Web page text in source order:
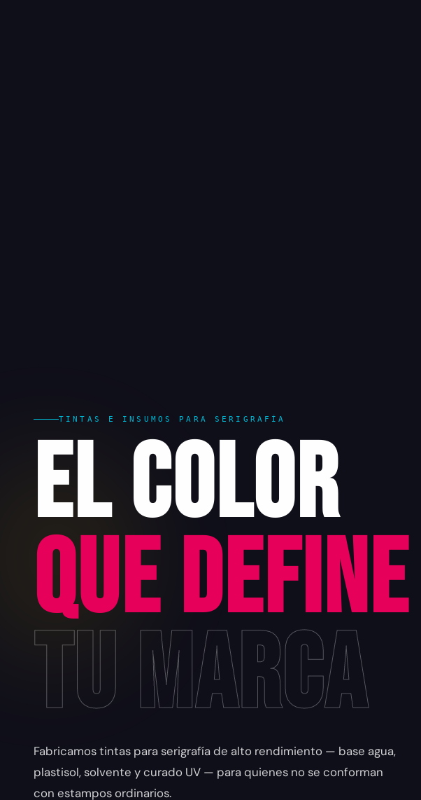
TINTAS E INSUMOS PARA SERIGRAFÍA
El Color
que Define
tu Marca
Fabricamos tintas para serigrafía de alto rendimiento — base agua,
plastisol, solvente y curado UV — para quienes no se conforman
con estampos ordinarios.